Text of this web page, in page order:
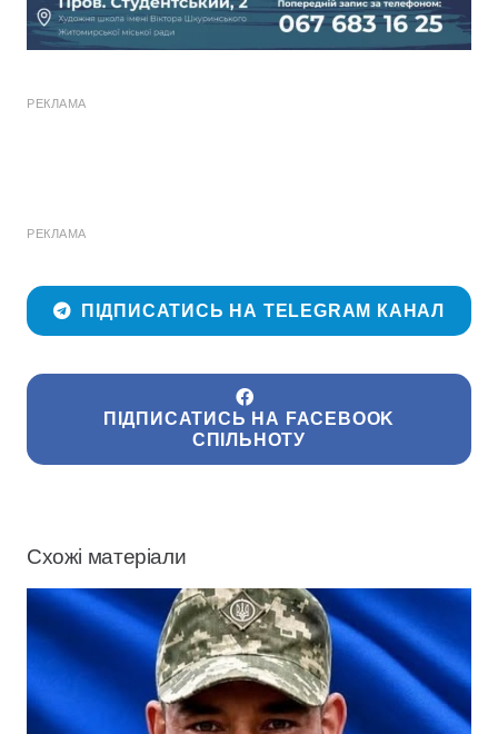
РЕКЛАМА
РЕКЛАМА
ПІДПИСАТИСЬ НА TELEGRAM КАНАЛ
ПІДПИСАТИСЬ НА FACEBOOK
СПІЛЬНОТУ
Схожі матеріали